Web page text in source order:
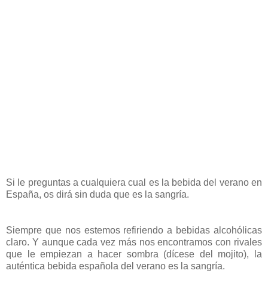
Si le preguntas a cualquiera cual es la bebida del verano en
España, os dirá sin duda que es la sangría.
Siempre que nos estemos refiriendo a bebidas alcohólicas
claro. Y aunque cada vez más nos encontramos con rivales
que le empiezan a hacer sombra (dícese del mojito), la
auténtica bebida española del verano es la sangría.